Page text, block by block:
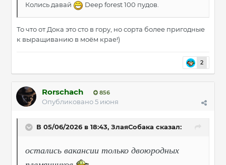
Колись давай Deep forest 100 пудов.
То что от Дока это сто в гору, но сорта более пригодные
к выращиванию в моём крае!)
2
Rorschach 856
Опубликовано5 июня
В 05/06/2026 в 18:43, ЗлаяСобака сказал:
остались вакансии только двоюродных